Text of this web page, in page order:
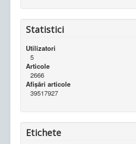
Statistici
Utilizatori
5
Articole
2666
Afișări articole
39517927
Etichete